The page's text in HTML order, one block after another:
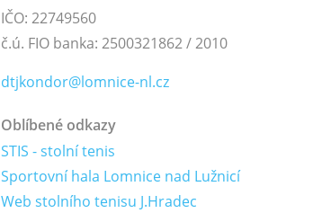
IČO: 22749560
č.ú. FIO banka: 2500321862 / 2010
dtjkondor@lomnice-nl.cz
Oblíbené odkazy
STIS - stolní tenis
Sportovní hala Lomnice nad Lužnicí
Web stolního tenisu J.Hradec